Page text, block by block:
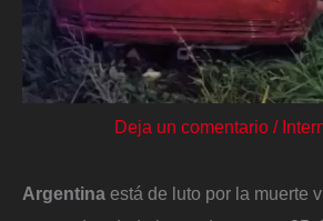
Deja un comentario /
Argentina está de luto por la muerte